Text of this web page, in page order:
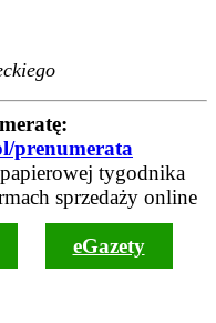
prenumerata
tygodnika
sprzedaży online
eGazety